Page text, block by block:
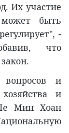
Их участие
быть
-
что
вопросов и
и
Мин Хоан